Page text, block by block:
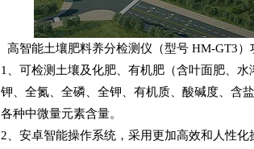
高智能土壤肥料养分检测仪（型号 HM-GT3）
1、可检测土壤及化肥、有机肥（含叶面肥、
钾、全氮、全磷、全钾、有机质、酸碱度、含
各种中微量元素含量。
2、安卓智能操作系统，采用更加高效和人性